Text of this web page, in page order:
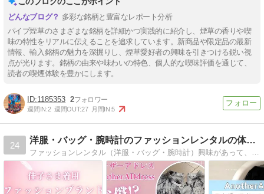
多彩な銘柄と豊富なレポート分析
パイプ煙草のさまざまな銘柄を詳細かつ実践的に紹介し、煙草の香りや喫
味の特性をリアルに伝えることを追求しています。新商品や限定品の最新
情報、輸入銘柄の魅力を深掘りし、煙草愛好者の興味を引きつける鋭い視
点が光ります。銘柄の由来や味わいの特色、個人的な喫味評価を通じて、
読者の喫煙体験を豊かにします。
1185353 2
週間IN:2 週間OUT:27 月間IN:5
24
洋服・バッグ・腕時計のファッションレンタルの体験談